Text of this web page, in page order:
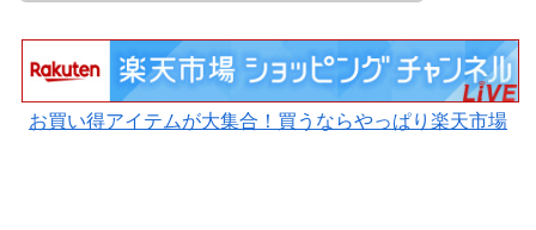
お買い得アイテムが大集合！買うならやっぱり楽天市場